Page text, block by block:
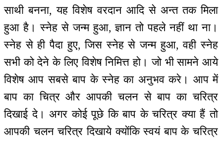
साथी बनना, यह विशेष वरदान आदि से अन्त तक मिला
हुआ है। स्नेह से जन्म हुआ, ज्ञान तो पहले नहीं था ना।
स्नेह से ही पैदा हुए, जिस स्नेह से जन्म हुआ, वही स्नेह
सभी को देने के लिए विशेष निमित्त हो। जो भी सामने आये
विशेष आप सबसे बाप के स्नेह का अनुभव करे। आप में
बाप का चित्र और आपकी चलन से बाप का चरित्र
दिखाई दे। अगर कोई पूछे कि बाप के चरित्र क्या हैं तो
आपकी चलन चरित्र दिखाये क्योंकि स्वयं बाप के चरित्र